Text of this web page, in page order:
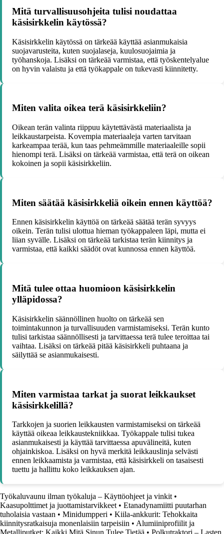
Mitä turvallisuusohjeita tulisi noudattaa
käsisirkkelin käytössä?
Käsisirkkelin käytössä on tärkeää käyttää asianmukaisia
suojavarusteita, kuten suojalaseja, kuulosuojaimia ja
työhanskoja. Lisäksi on tärkeää varmistaa, että työskentelyalue
on hyvin valaistu ja että työkappale on tukevasti kiinnitetty.
Miten valita oikea terä käsisirkkeliin?
Oikean terän valinta riippuu käytettävästä materiaalista ja
leikkaustarpeista. Kovempia materiaaleja varten tarvitaan
karkeampaa terää, kun taas pehmeämmille materiaaleille sopii
hienompi terä. Lisäksi on tärkeää varmistaa, että terä on oikean
kokoinen ja sopii käsisirkkeliin.
Miten säätää käsisirkkeliä oikein ennen käyttöä?
Ennen käsisirkkelin käyttöä on tärkeää säätää terän syvyys
oikein. Terän tulisi ulottua hieman työkappaleen läpi, mutta ei
liian syvälle. Lisäksi on tärkeää tarkistaa terän kiinnitys ja
varmistaa, että kaikki säädöt ovat kunnossa ennen käyttöä.
Mitä tulee ottaa huomioon käsisirkkelin
ylläpidossa?
Käsisirkkelin säännöllinen huolto on tärkeää sen
toimintakunnon ja turvallisuuden varmistamiseksi. Terän kunto
tulisi tarkistaa säännöllisesti ja tarvittaessa terä tulee teroittaa tai
vaihtaa. Lisäksi on tärkeää pitää käsisirkkeli puhtaana ja
säilyttää se asianmukaisesti.
Miten varmistaa tarkat ja suorat leikkaukset
käsisirkkelillä?
Tarkkojen ja suorien leikkausten varmistamiseksi on tärkeää
käyttää oikeaa leikkaustekniikkaa. Työkappale tulisi tukea
asianmukaisesti ja käyttää tarvittaessa apuvälineitä, kuten
ohjainkiskoa. Lisäksi on hyvä merkitä leikkauslinja selvästi
ennen leikkaamista ja varmistaa, että käsisirkkeli on tasaisesti
tuettu ja hallittu koko leikkauksen ajan.
Työkaluvaunu ilman työkaluja – Käyttöohjeet ja vinkit •
Kaasupolttimet ja juottamistarvikkeet • Etanadynamiitti puutarhan
tuholaisia vastaan • Minidumpperi • Kiila-ankkurit: Tehokkaita
kiinnitysratkaisuja monenlaisiin tarpeisiin • Alumiiniprofiilit ja